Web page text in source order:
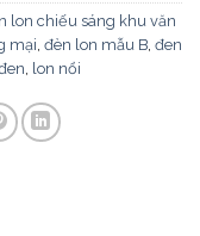
lon chiếu sáng khu văn
mại đèn lon mẫu B, đen
lon nổi